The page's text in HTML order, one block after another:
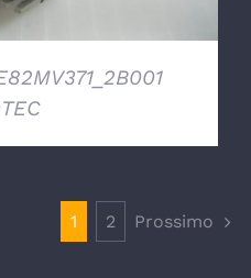
1 2 Prossimo